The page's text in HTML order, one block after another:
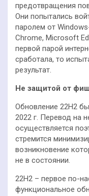
предотвращения
Они попытались
паролем от
Chrome, Microsoft
первой парой
сработала, то
результат.
Не защитой от
Обновление 22H2
2022 г. Перевод на
осуществляется
стремится
возникновение
не в состоянии.
22H2 – первое по-
функциональное